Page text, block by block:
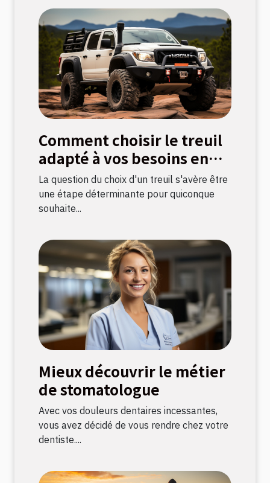
Comment choisir le treuil
adapté à vos besoins en
bricolage
La question du choix d'un treuil s'avère être
une étape déterminante pour quiconque
souhaite...
Mieux découvrir le métier
de stomatologue
Avec vos douleurs dentaires incessantes,
vous avez décidé de vous rendre chez votre
dentiste....